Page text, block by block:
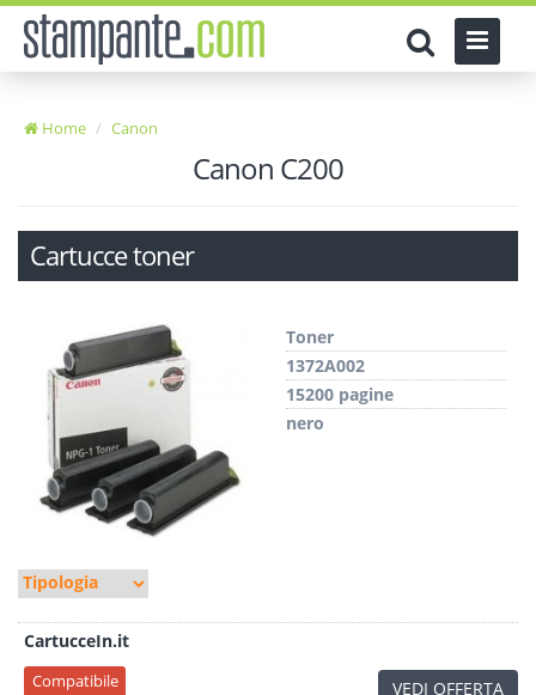
Home Canon
Canon C200
Cartucce toner
Toner
1372A002
15200 pagine
nero
CartucceIn.it
Compatibile VEDI OFFERTA